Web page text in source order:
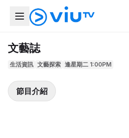
文藝誌
生活資訊 文藝探索 逢星期二 1:00PM
節目介紹